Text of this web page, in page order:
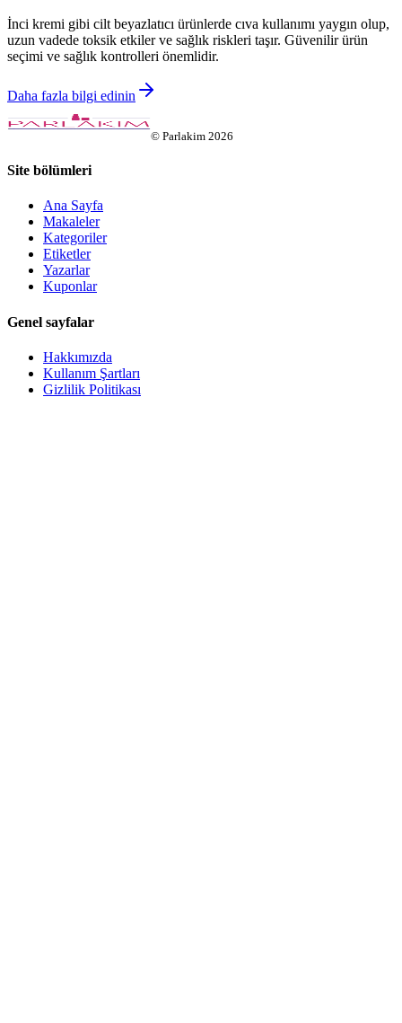
İnci kremi gibi cilt beyazlatıcı ürünlerde cıva kullanımı yaygın olup,
uzun vadede toksik etkiler ve sağlık riskleri taşır. Güvenilir ürün
seçimi ve sağlık kontrolleri önemlidir.
Daha fazla bilgi edinin
© Parlakim 2026
Site bölümleri
Ana Sayfa
Makaleler
Kategoriler
Etiketler
Yazarlar
Kuponlar
Genel sayfalar
Hakkımızda
Kullanım Şartları
Gizlilik Politikası